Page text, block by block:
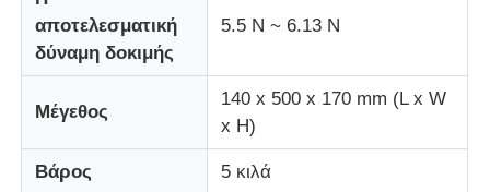
Εξοπλισμός δοκιμής δομικών υλικών
Εξοπλισμός δοκιμής συσκευασίας
Εξοπλισμός δοκιμής συγκολλητικών
αποτελεσματική
δύναμη δοκιμής
5.5 N ~ 6.13 N
Μέγεθος
140 x 500 x 170 mm (L x W
x H)
Βάρος 5 κιλά